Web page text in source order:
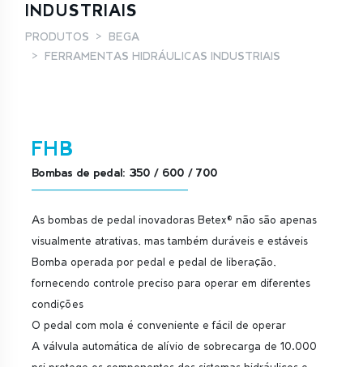
INDUSTRIAIS
PRODUTOS
BEGA
FERRAMENTAS HIDRÁULICAS INDUSTRIAIS
FHB
Bombas de pedal: 350 / 600 / 700
As bombas de pedal inovadoras Betex® não são apenas
visualmente atrativas, mas também duráveis e estáveis
Bomba operada por pedal e pedal de liberação,
fornecendo controle preciso para operar em diferentes
condições
O pedal com mola é conveniente e fácil de operar
A válvula automática de alívio de sobrecarga de 10.000